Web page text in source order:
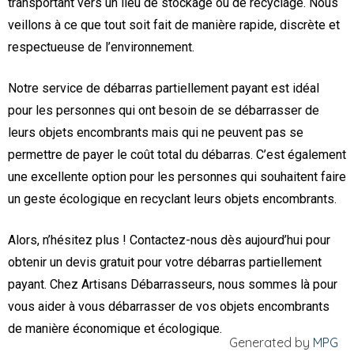
veillons à ce que tout soit fait de manière rapide, discrète et
respectueuse de l’environnement.
Notre service de débarras partiellement payant est idéal
pour les personnes qui ont besoin de se débarrasser de
leurs objets encombrants mais qui ne peuvent pas se
permettre de payer le coût total du débarras. C’est également
une excellente option pour les personnes qui souhaitent faire
un geste écologique en recyclant leurs objets encombrants.
Alors, n’hésitez plus ! Contactez-nous dès aujourd’hui pour
obtenir un devis gratuit pour votre débarras partiellement
payant. Chez Artisans Débarrasseurs, nous sommes là pour
vous aider à vous débarrasser de vos objets encombrants
de manière économique et écologique.
Generated by MPG